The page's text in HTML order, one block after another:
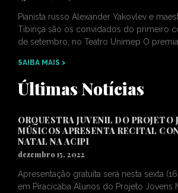
Pianista russo Alexander Yakovlev e
Tibiriça são os convidados do primeiro
de setembro, no Teatro Unimep O
SAIBA MAIS >
Últimas Notícias
ORQUESTRA JUVENIL DO PROJETO
MÚSICOS APRESENTA RECITAL
NATAL NA ACIPI
dezembro 15, 2022
Apresentação gratuita será nesta sexta
em Piracicaba Alunos do Projeto Jovens